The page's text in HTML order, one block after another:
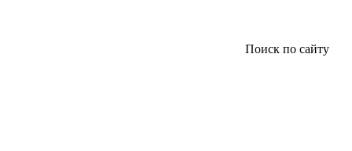
Поиск по сайту